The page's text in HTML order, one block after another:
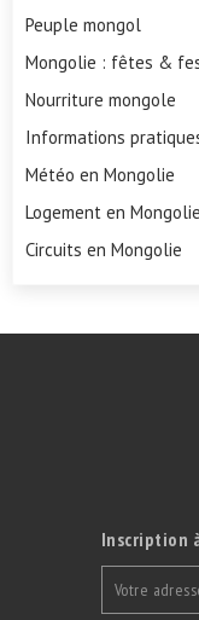
Peuple mongol
Mongolie : fêtes &
Nourriture mongole
Informations
Météo en Mongolie
Logement en Mongolie
Circuits en Mongolie
Inscription